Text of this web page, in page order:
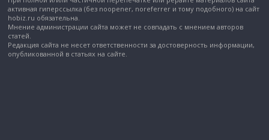
активная гиперссылка (без noopener, noreferrer и тому подобного) на сайт
hobiz.ru обязательна.
Мнение администрации сайта может не совпадать с мнением авторов
статей.
Редакция сайта не несет ответственности за достоверность информации,
опубликованной в статьях на сайте.